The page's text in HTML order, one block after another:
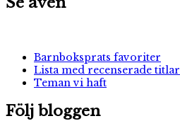
Barnboksprats favoriter
Lista med recenserade titlar
Teman vi haft
Följ bloggen